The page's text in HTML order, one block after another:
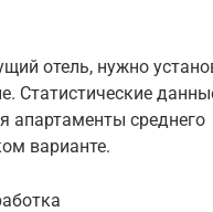
отель, нужно
Статистические
апартаменты среднего
варианте.